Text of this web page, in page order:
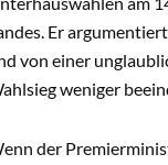
Er
von einer
weniger
der